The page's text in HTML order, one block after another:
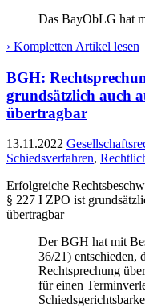
Das BayObLG hat
› Kompletten Artikel lesen
BGH:
grundsätzlich auch
übertragbar
13.11.2022
Schiedsverfahren,
Erfolgreiche
§ 227 I ZPO ist
übertragbar
Der BGH hat mit
36/21) entschieden,
Rechtsprechung
für einen